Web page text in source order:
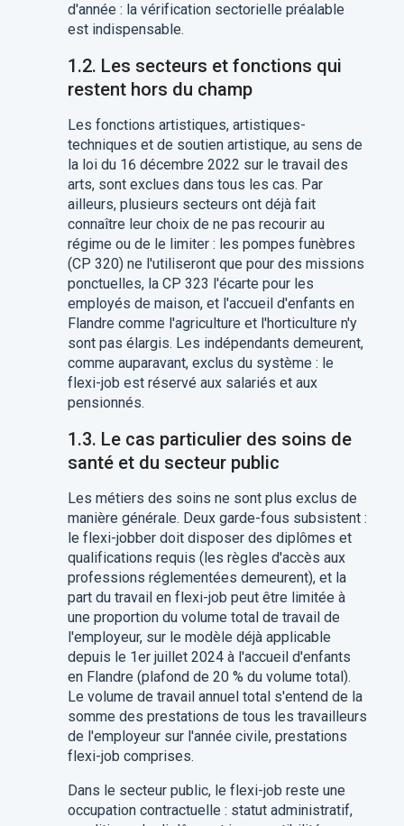
d'année : la vérification sectorielle préalable
est indispensable.
1.2. Les secteurs et fonctions qui
restent hors du champ
Les fonctions artistiques, artistiques-
techniques et de soutien artistique, au sens de
la loi du 16 décembre 2022 sur le travail des
arts, sont exclues dans tous les cas. Par
ailleurs, plusieurs secteurs ont déjà fait
connaître leur choix de ne pas recourir au
régime ou de le limiter : les pompes funèbres
(CP 320) ne l'utiliseront que pour des missions
ponctuelles, la CP 323 l'écarte pour les
employés de maison, et l'accueil d'enfants en
Flandre comme l'agriculture et l'horticulture n'y
sont pas élargis. Les indépendants demeurent,
comme auparavant, exclus du système : le
flexi-job est réservé aux salariés et aux
pensionnés.
1.3. Le cas particulier des soins de
santé et du secteur public
Les métiers des soins ne sont plus exclus de
manière générale. Deux garde-fous subsistent :
le flexi-jobber doit disposer des diplômes et
qualifications requis (les règles d'accès aux
professions réglementées demeurent), et la
part du travail en flexi-job peut être limitée à
une proportion du volume total de travail de
l'employeur, sur le modèle déjà applicable
depuis le 1er juillet 2024 à l'accueil d'enfants
en Flandre (plafond de 20 % du volume total).
Le volume de travail annuel total s'entend de la
somme des prestations de tous les travailleurs
de l'employeur sur l'année civile, prestations
flexi-job comprises.
Dans le secteur public, le flexi-job reste une
occupation contractuelle : statut administratif,